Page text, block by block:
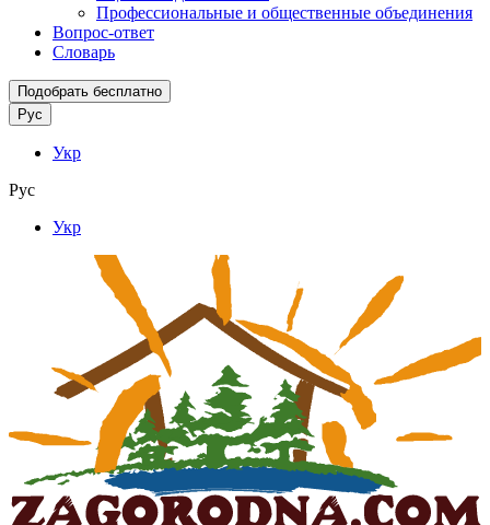
Профессиональные и общественные объединения
Вопрос-ответ
Словарь
Подобрать бесплатно
Рус
Укр
Рус
Укр